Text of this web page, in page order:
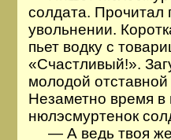
солдата. Прочитал
увольнении.
пьет водку с
«Счастливый!».
молодой
Незаметно время в
нюлэсмуртенок
— А ведь твоя